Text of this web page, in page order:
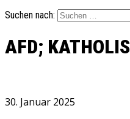
Suchen nach:
AFD;
30. Januar 2025